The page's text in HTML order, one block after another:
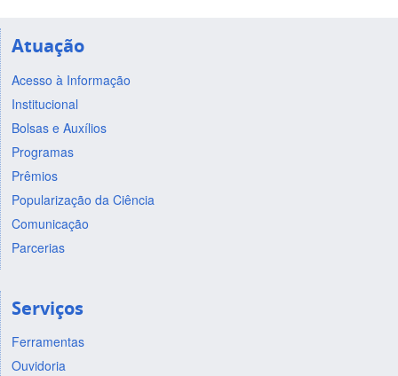
Atuação
Acesso à Informação
Institucional
Bolsas e Auxílios
Programas
Prêmios
Popularização da Ciência
Comunicação
Parcerias
Serviços
Ferramentas
Ouvidoria